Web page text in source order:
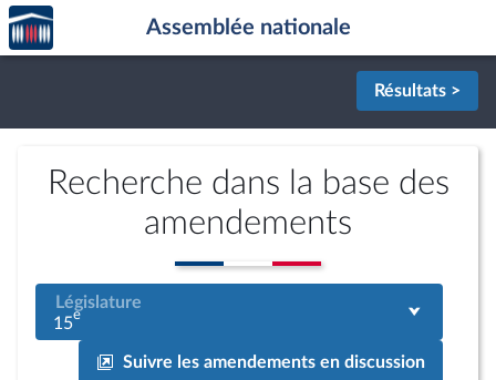
Aller au contenu
Aller en bas de la page
Accèder
à la
page
Assemblée nationale
Résultats >
Recherche dans la base des
amendements
Législature
15e
Suivre les amendements en discussion